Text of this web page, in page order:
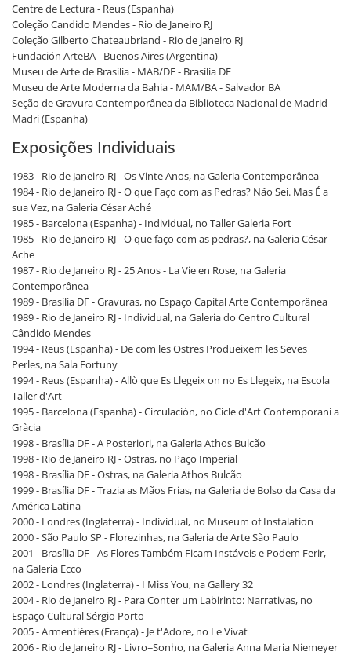
Centre de Lectura - Reus (Espanha)
Coleção Candido Mendes - Rio de Janeiro RJ
Coleção Gilberto Chateaubriand - Rio de Janeiro RJ
Fundación ArteBA - Buenos Aires (Argentina)
Museu de Arte de Brasília - MAB/DF - Brasília DF
Museu de Arte Moderna da Bahia - MAM/BA - Salvador BA
Seção de Gravura Contemporânea da Biblioteca Nacional de Madrid -
Madri (Espanha)
Exposições Individuais
1983 - Rio de Janeiro RJ - Os Vinte Anos, na Galeria Contemporânea
1984 - Rio de Janeiro RJ - O que Faço com as Pedras? Não Sei. Mas É a
sua Vez, na Galeria César Aché
1985 - Barcelona (Espanha) - Individual, no Taller Galeria Fort
1985 - Rio de Janeiro RJ - O que faço com as pedras?, na Galeria César
Ache
1987 - Rio de Janeiro RJ - 25 Anos - La Vie en Rose, na Galeria
Contemporânea
1989 - Brasília DF - Gravuras, no Espaço Capital Arte Contemporânea
1989 - Rio de Janeiro RJ - Individual, na Galeria do Centro Cultural
Cândido Mendes
1994 - Reus (Espanha) - De com les Ostres Produeixem les Seves
Perles, na Sala Fortuny
1994 - Reus (Espanha) - Allò que Es Llegeix on no Es Llegeix, na Escola
Taller d'Art
1995 - Barcelona (Espanha) - Circulación, no Cicle d'Art Contemporani a
Gràcia
1998 - Brasília DF - A Posteriori, na Galeria Athos Bulcão
1998 - Rio de Janeiro RJ - Ostras, no Paço Imperial
1998 - Brasília DF - Ostras, na Galeria Athos Bulcão
1999 - Brasília DF - Trazia as Mãos Frias, na Galeria de Bolso da Casa da
América Latina
2000 - Londres (Inglaterra) - Individual, no Museum of Instalation
2000 - São Paulo SP - Florezinhas, na Galeria de Arte São Paulo
2001 - Brasília DF - As Flores Também Ficam Instáveis e Podem Ferir,
na Galeria Ecco
2002 - Londres (Inglaterra) - I Miss You, na Gallery 32
2004 - Rio de Janeiro RJ - Para Conter um Labirinto: Narrativas, no
Espaço Cultural Sérgio Porto
2005 - Armentières (França) - Je t'Adore, no Le Vivat
2006 - Rio de Janeiro RJ - Livro=Sonho, na Galeria Anna Maria Niemeyer